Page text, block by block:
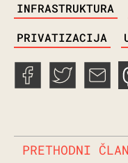
INFRASTRUKTURA
PRIVATIZACIJA
PRETHODNI